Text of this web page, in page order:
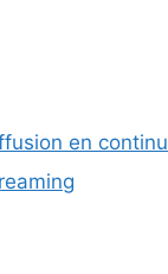
en continu